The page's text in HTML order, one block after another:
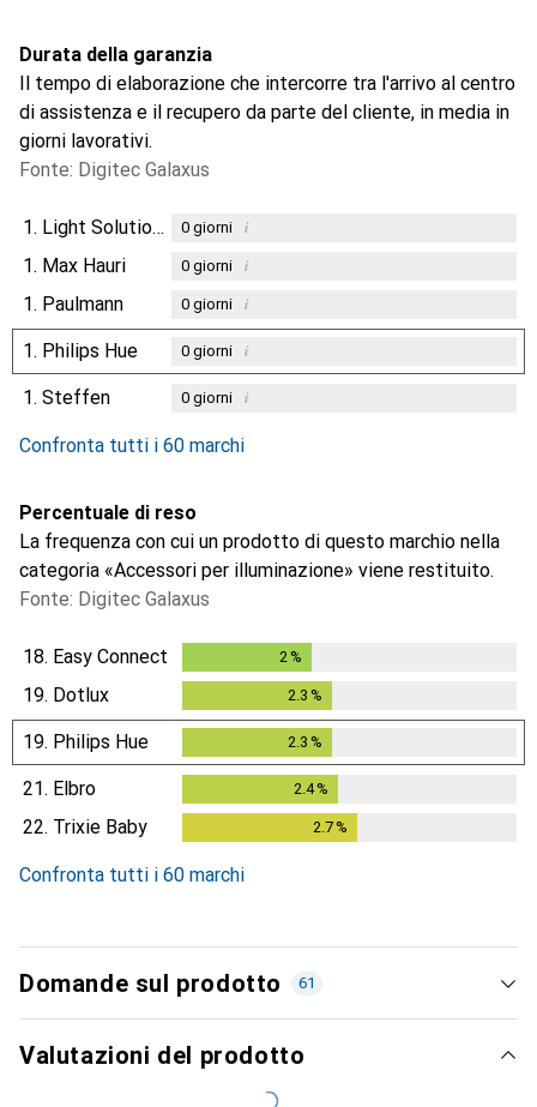
Durata della garanzia
Il tempo di elaborazione che intercorre tra l'arrivo al centro
di assistenza e il recupero da parte del cliente, in media in
giorni lavorativi.
Fonte: Digitec Galaxus
1. Light Solutions 0giorni i
1. Max Hauri 0giorni i
1. Paulmann 0giorni i
1. Philips Hue 0giorni i
1. Steffen 0giorni i
Confronta tutti i 60 marchi
Percentuale di reso
La frequenza con cui un prodotto di questo marchio nella
categoria «Accessori per illuminazione» viene restituito.
Fonte: Digitec Galaxus
18. Easy Connect 2 %
19. Dotlux 2.3 %
19. Philips Hue 2.3 %
21. Elbro 2.4%
22. Trixie Baby 2.7 %
Confronta tutti i 60 marchi
Domande sul prodotto 61
Valutazioni del prodotto